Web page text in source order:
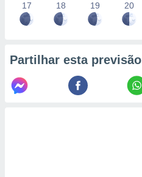
17 18 19 20
Partilhar esta previsão